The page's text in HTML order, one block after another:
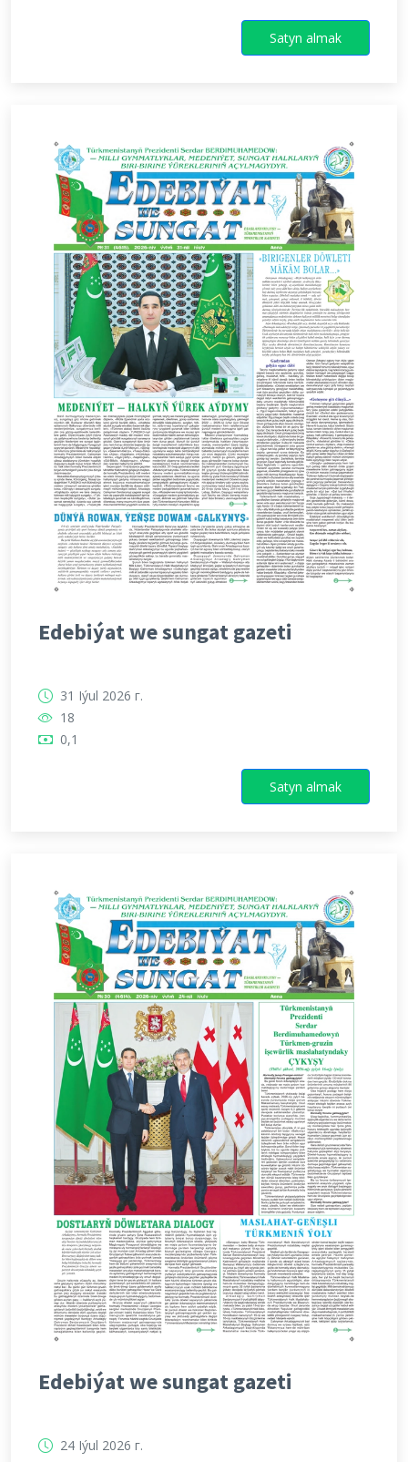
Satyn almak
Edebiýat we sungat gazeti
31 Iýul 2026 г.
18
0,1
Satyn almak
Edebiýat we sungat gazeti
24 Iýul 2026 г.